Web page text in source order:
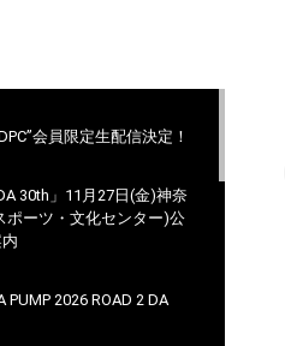
会員限定生配信決定！
30th」11月27日(金)神奈
ポーツ・文化センター)公
2026 ROAD 2 DA